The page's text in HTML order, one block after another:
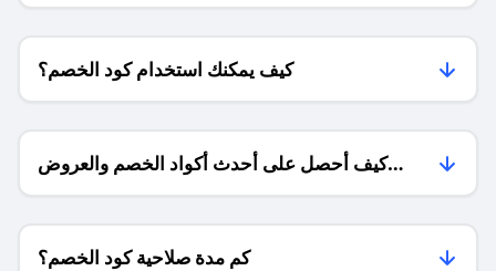
كيف يمكنك استخدام كود الخصم؟
كيف أحصل على أحدث أكواد الخصم والعروض
للمتاجر؟
كم مدة صلاحية كود الخصم؟